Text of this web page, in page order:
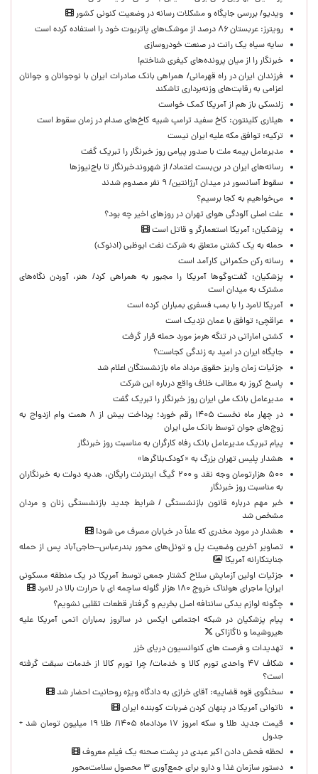
ویدیو/ بررسی جایگاه و مشکلات رسانه در وضعیت کنونی کشور
رویترز: عربستان ۸۶ درصد از موشک‌های پاتریوت خود را استفاده کرده است
سایه سیاه یک رانت در صنعت خودروسازی
خبرنگار را از میان پرونده‌های کیفری شناختم!
​فرزندان ایران در راه قهرمانی/ همراهی بانک صادرات ایران با نوجوانان و جوانان
اعزامی به رقابت‌های وزنه‌برداری تاشکند
زلنسکی باز هم از آمریکا کمک خواست
هیلاری کلینتون: کاخ سفید ترامپ شبیه کاخ‌های صدام در زمان سقوط است
ترکیه: توافق مکه علیه ایران نیست
مدیرعامل بیمه ملت با صدور پیامی روز خبرنگار را تبریک گفت
رسانه‌های ایران در بن‌بست اعتماد/ از شهروندخبرنگار تا باج‌نیوزها
سقوط آسانسور در میدان آرژانتین/ ۹ نفر مصدوم شدند
می‌خواهیم به کجا برسیم؟
علت اصلی آلودگی هوای تهران در روزهای اخیر چه بود؟
پزشکیان: آمریکا استعمارگر و قاتل است
حمله به یک کشتی متعلق به شرکت نفت ابوظبی (ادنوک)
رسانه رکن حکمرانی کارآمد است
پزشکیان: گفت‌وگوها آمریکا را مجبور به همراهی کرد/ هنر، آوردن نگاه‌های
مشترک به میدان است
آمریکا لامرد را با بمب فسفری بمباران کرده است
عراقچی: توافق با عمان نزدیک است
کشتی اماراتی در تنگه هرمز مورد حمله قرار گرفت
جایگاه ایران در امید به زندگی کجاست؟
جزئیات زمان واریز حقوق مرداد ماه بازنشستگان اعلام شد
پاسخ کروز به مطالب خلاف واقع درباره این شرکت
مدیرعامل بانک ملی ایران روز خبرنگار را تبریک گفت
در چهار ماه نخست ۱۴۰۵ رقم خورد؛ پرداخت بیش از ۸ همت وام ازدواج به
زوج‌های جوان توسط بانک ملی ایران
پیام تبریک مدیرعامل بانک رفاه کارگران به مناسبت روز خبرنگار
هشدار پلیس تهران بزرگ به «کودک‌بلاگرها»
۵۰۰ هزارتومان وجه نقد و ۲۰۰ گیگ اینترنت رایگان، هدیه دولت به خبرنگاران
به مناسبت روز خبرنگار
خبر مهم درباره قانون بازنشستگی / شرایط جدید بازنشستگی زنان و مردان
مشخص شد
هشدار در مورد مخدری که علناً در خیابان مصرف می شود!
تصاویر آخرین وضعیت پل و تونل‌های محور بندرعباس–حاجی‌آباد پس از حمله
جنایتکارانه آمریکا
جزئیات اولین آزمایش سلاح کشتار جمعی توسط آمریکا در یک منطقه مسکونی
ایران| ماجرای هولناک خروج ۱۸۰ هزار گلوله ساچمه ای با حرارت بالا در لامرد
چگونه لوازم یدکی سانتافه اصل بخریم و گرفتار قطعات تقلبی نشویم؟
پیام پزشکیان در شبکه اجتماعی ایکس در سالروز بمباران اتمی آمریکا علیه
هیروشیما و ناگازاکی
تهدیدات و فرصت های کنوانسیون دریای خزر
شکاف ۴۷ واحدی تورم کالا و خدمات/ چرا تورم کالا از خدمات سبقت گرفته
است؟
سخنگوی قوه قضاییه: آقای خرازی به دادگاه ویژه روحانیت احضار شد
ناتوانی آمریکا در پنهان کردن ضربات کوبنده ایران
قیمت جدید طلا و سکه امروز ۱۷ مردادماه ۱۴۰۵/ طلا ۱۹ میلیون تومان شد +
جدول
لحظه‌ فحش دادن اکبر عبدی در پشت صحنه یک فیلم معروف
دستور سازمان غذا و دارو برای جمع‌آوری ۳ محصول سلامت‌محور